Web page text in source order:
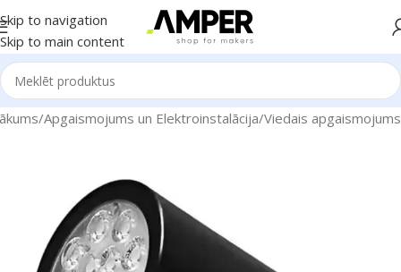
Skip to navigation
Skip to main content
/Apgaismojums un Elektroinstalācija/Viedais apgaismojums